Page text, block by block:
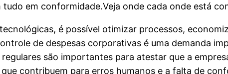
em conformidade.Veja onde cada onde está
é possível otimizar processos,
de despesas corporativas é uma demanda
são importantes para atestar que a
contribuem para erros humanos e a falta de